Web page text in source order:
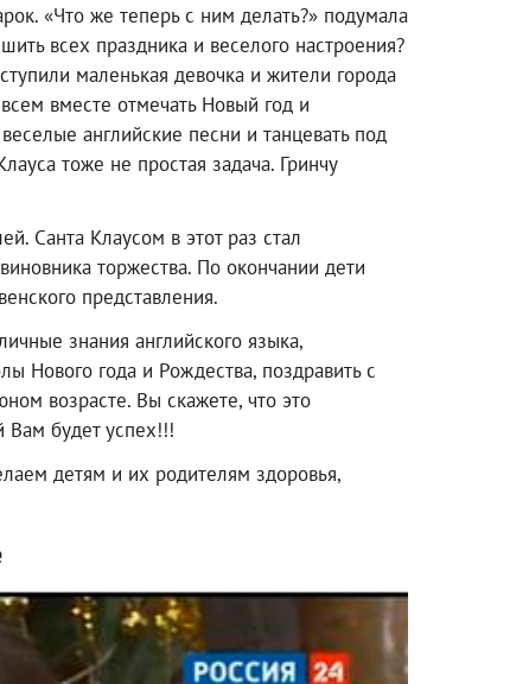
«Что же теперь с ним делать?» подумала
всех праздника и веселого настроения?
маленькая девочка и жители города
вместе отмечать Новый год и
английские песни и танцевать под
тоже не простая задача. Гринчу
Санта Клаусом в этот раз стал
торжества. По окончании дети
представления.
знания английского языка,
Нового года и Рождества, поздравить с
возрасте. Вы скажете, что это
Вам будет успех!!!
детям и их родителям здоровья,